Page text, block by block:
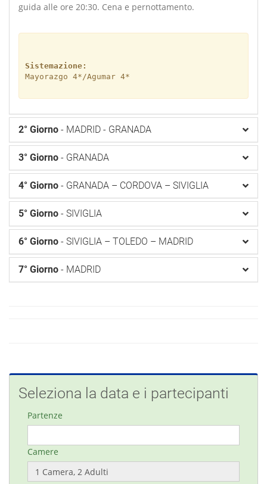
guida alle ore 20:30. Cena e pernottamento.
Sistemazione:
Mayorazgo 4*/Agumar 4*
2° Giorno - MADRID - GRANADA
3° Giorno - GRANADA
4° Giorno - GRANADA – CORDOVA – SIVIGLIA
5° Giorno - SIVIGLIA
6° Giorno - SIVIGLIA – TOLEDO – MADRID
7° Giorno - MADRID
Seleziona la data e i partecipanti
Partenze
Camere